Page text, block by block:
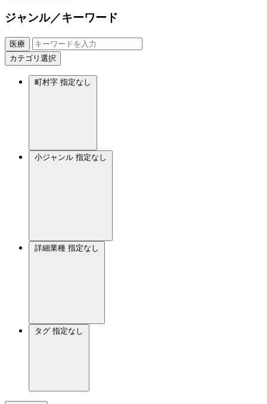
ジャンル／キーワード
医療
カテゴリ選択
町村字 指定なし
小ジャンル 指定なし
詳細業種 指定なし
タグ 指定なし